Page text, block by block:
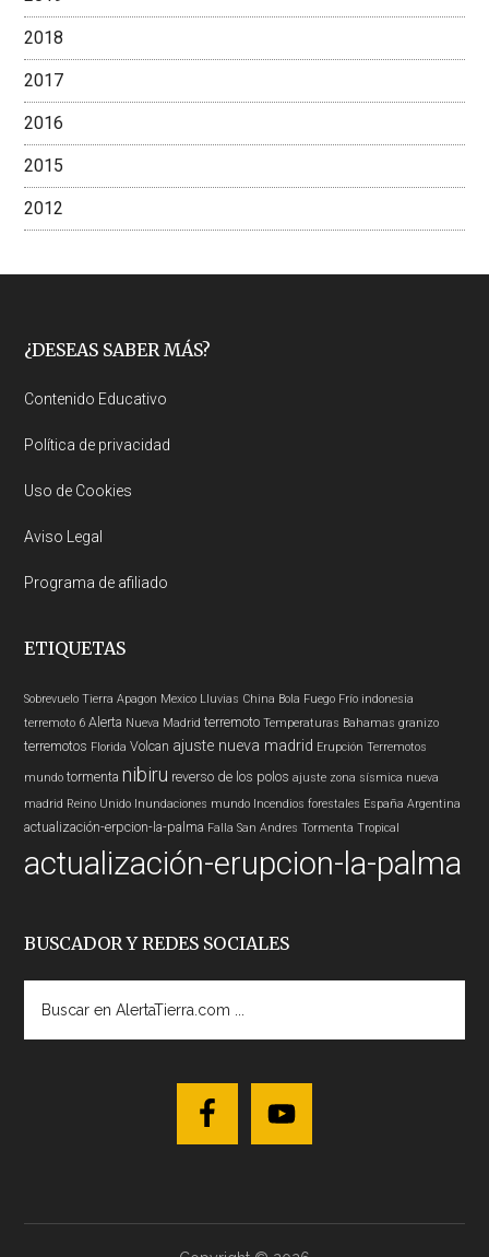
2018
2017
2016
2015
2012
Footer
¿DESEAS SABER MÁS?
Contenido Educativo
Política de privacidad
Uso de Cookies
Aviso Legal
Programa de afiliado
ETIQUETAS
Sobrevuelo Tierra Apagon Mexico Lluvias China Bola Fuego Frío indonesia
terremoto 6 Alerta Nueva Madrid terremoto Temperaturas Bahamas granizo
terremotos Florida Volcan ajuste nueva madrid Erupción Terremotos
mundo tormenta nibiru reverso de los polos ajuste zona sísmica nueva
madrid Reino Unido Inundaciones mundo Incendios forestales España Argentina
actualización-erpcion-la-palma Falla San Andres Tormenta Tropical
actualización-erupcion-la-palma
BUSCADOR Y REDES SOCIALES
AlertaTierra.com